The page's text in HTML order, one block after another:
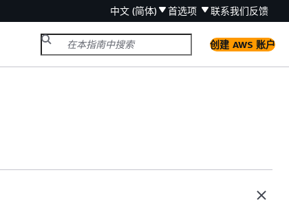
中文 (简体) 首选项 联系我们反馈
创建 AWS 账户